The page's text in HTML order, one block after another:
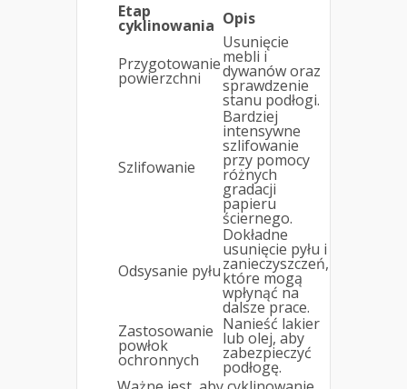
Etap
cyklinowania Opis
Przygotowanie
powierzchni
Usunięcie
mebli i
dywanów oraz
sprawdzenie
stanu podłogi.
Szlifowanie
Bardziej
intensywne
szlifowanie
przy pomocy
różnych
gradacji
papieru
ściernego.
Odsysanie pyłu
Dokładne
usunięcie pyłu i
zanieczyszczeń,
które mogą
wpłynąć na
dalsze prace.
Zastosowanie
powłok
ochronnych
Nanieść lakier
lub olej, aby
zabezpieczyć
podłogę.